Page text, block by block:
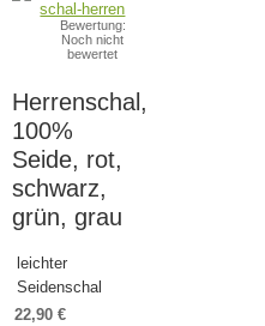
Bewertung:
Noch nicht
bewertet
Herrenschal,
100%
Seide, rot,
schwarz,
grün, grau
leichter
Seidenschal
22,90 €